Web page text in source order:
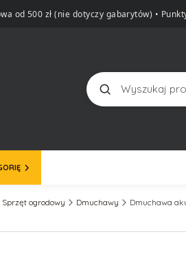
od 500 zł (nie dotyczy gabarytów) •
Szukaj
Sprzęt ogrodowy Dmuchawy Dmuchawa